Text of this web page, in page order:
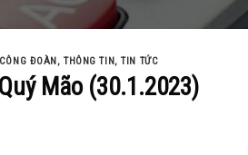
ĐOÀN,THÔNG TIN,TIN TỨC
Mão (30.1.2023)